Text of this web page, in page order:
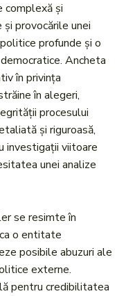
și
provocările unei
profunde și o
Ancheta
în privința
în alegeri,
procesului
și riguroasă,
investigații viitoare
unei analize
se resimte în
o entitate
posibile abuzuri ale
externe.
pentru credibilitatea